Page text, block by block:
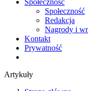
Społeczność
Społeczność
Redakcja
Nagrody i
Kontakt
Prywatność
Artykuły